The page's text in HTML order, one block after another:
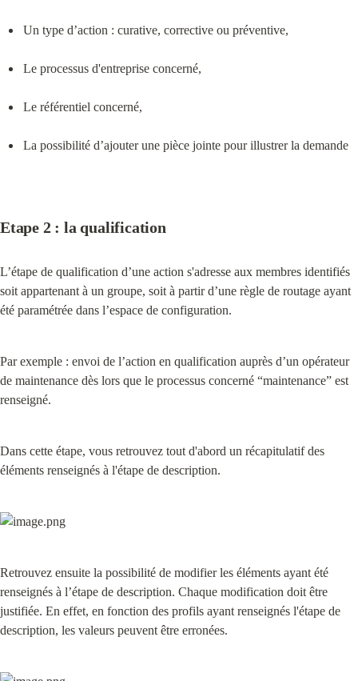
Un type d’action : curative, corrective ou préventive,
Le processus d'entreprise concerné,
Le référentiel concerné,
La possibilité d’ajouter une pièce jointe pour illustrer la demande
Etape 2 : la qualification
L’étape de qualification d’une action s'adresse aux membres identifiés
soit appartenant à un groupe, soit à partir d’une règle de routage ayant
été paramétrée dans l’espace de configuration.
Par exemple : envoi de l’action en qualification auprès d’un opérateur
de maintenance dès lors que le processus concerné “maintenance” est
renseigné.
Dans cette étape, vous retrouvez tout d'abord un récapitulatif des
éléments renseignés à l'étape de description.
Retrouvez ensuite la possibilité de modifier les éléments ayant été
renseignés à l’étape de description. Chaque modification doit être
justifiée. En effet, en fonction des profils ayant renseignés l'étape de
description, les valeurs peuvent être erronées.